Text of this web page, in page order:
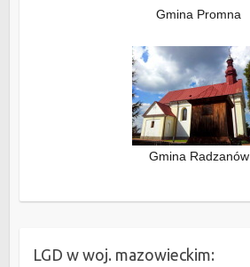
Gmina Promna
Gmina Radzanów
LGD w woj. mazowieckim: